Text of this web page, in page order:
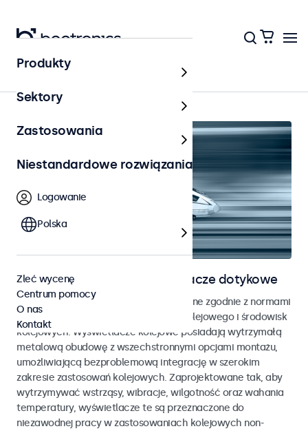
Strona główna
Monitory kolejowe i wyświetlacze dotykowe
Monitory i ekrany dotykowe opracowane zgodnie z normami
EN 50155 oraz EN 45545-2 dla taboru kolejowego i środowisk
kolejowych. Wyświetlacze kolejowe posiadają wytrzymałą
metalową obudowę z wszechstronnymi opcjami montażu,
umożliwiającą bezproblemową integrację w szerokim
zakresie zastosowań kolejowych. Zaprojektowane tak, aby
wytrzymywać wstrząsy, wibracje, wilgotność oraz wahania
temperatury, wyświetlacze te są przeznaczone do
niezawodnej pracy w zastosowaniach kolejowych non-
Produkty
Sektory
Zastosowania
Niestandardowe rozwiązania
Logowanie
Polska
Zleć wycenę
Centrum pomocy
O nas
Kontakt